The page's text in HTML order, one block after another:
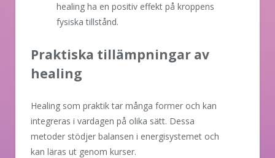
healing ha en positiv effekt på kroppens
fysiska tillstånd.
Praktiska tillämpningar av
healing
Healing som praktik tar många former och kan
integreras i vardagen på olika sätt. Dessa
metoder stödjer balansen i energisystemet och
kan läras ut genom kurser.